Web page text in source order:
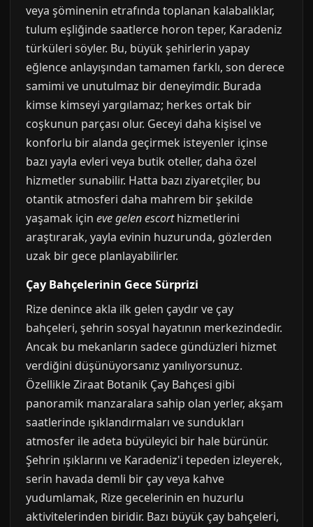
veya şöminenin etrafında toplanan kalabalıklar,
tulum eşliğinde saatlerce horon teper, Karadeniz
türküleri söyler. Bu, büyük şehirlerin yapay
eğlence anlayışından tamamen farklı, son derece
samimi ve unutulmaz bir deneyimdir. Burada
kimse kimseyi yargılamaz; herkes ortak bir
coşkunun parçası olur. Geceyi daha kişisel ve
konforlu bir alanda geçirmek isteyenler içinse
bazı yayla evleri veya butik oteller, daha özel
hizmetler sunabilir. Hatta bazı ziyaretçiler, bu
otantik atmosferi daha mahrem bir şekilde
yaşamak için eve gelen escorthizmetlerini
araştırarak, yayla evinin huzurunda, gözlerden
uzak bir gece planlayabilirler.
Çay Bahçelerinin Gece Sürprizi
Rize denince akla ilk gelen çaydır ve çay
bahçeleri, şehrin sosyal hayatının merkezindedir.
Ancak bu mekanların sadece gündüzleri hizmet
verdiğini düşünüyorsanız yanılıyorsunuz.
Özellikle Ziraat Botanik Çay Bahçesi gibi
panoramik manzaralara sahip olan yerler, akşam
saatlerinde ışıklandırmaları ve sundukları
atmosfer ile adeta büyüleyici bir hale bürünür.
Şehrin ışıklarını ve Karadeniz'i tepeden izleyerek,
serin havada demli bir çay veya kahve
yudumlamak, Rize gecelerinin en huzurlu
aktivitelerinden biridir. Bazı büyük çay bahçeleri,